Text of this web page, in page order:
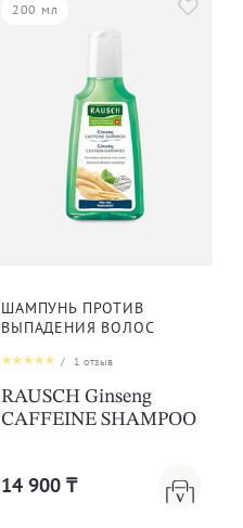
200 мл
ШАМПУНЬ ПРОТИВ
ВЫПАДЕНИЯ ВОЛОС
/ 1 отзыв
RAUSCH Ginseng
CAFFEINE SHAMPOO
14 900 ₸